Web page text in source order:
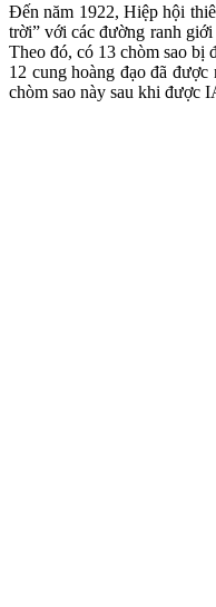
Đến năm 1922, Hiệp hội
trời” với các đường ranh
Theo đó, có 13 chòm sao bị
12 cung hoàng đạo đã
chòm sao này sau khi được